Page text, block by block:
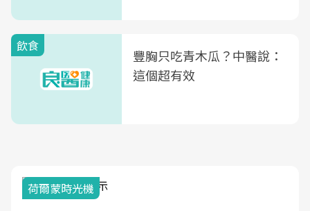
飲食
豐胸只吃青木瓜？中醫說：
這個超有效
荷爾蒙時光機